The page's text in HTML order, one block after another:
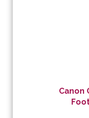
Canon